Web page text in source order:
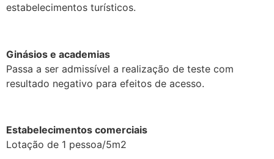
estabelecimentos turísticos.
Ginásios e academias
Passa a ser admissível a realização de teste com
resultado negativo para efeitos de acesso.
Estabelecimentos comerciais
Lotação de 1 pessoa/5m2